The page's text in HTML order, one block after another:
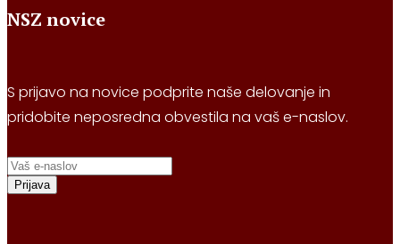
NSZ novice
S prijavo na novice podprite naše delovanje in
pridobite neposredna obvestila na vaš e-naslov.
Prijava